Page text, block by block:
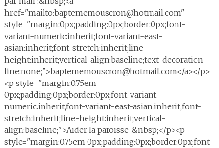
href="mailto:baptememouscron@hotmail.com"
style="margin:0px;padding:0px;border:0px;font-
variant-numeric:inherit;font-variant-east-
asian:inherit;font-stretch:inherit;line-
height:inherit;vertical-align:baseline;text-decoration-
line:none;">baptememouscron@hotmail.com</a></p>
<p style="margin:0.75em
0px;padding:0px;border:0px;font-variant-
numeric:inherit;font-variant-east-asian:inherit;font-
stretch:inherit;line-height:inherit;vertical-
align:baseline;">Aider la paroisse :&nbsp;</p><p
style="margin:0.75em 0px;padding:0px;border:0px;font-